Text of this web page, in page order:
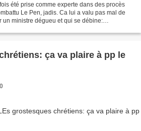
été prise comme experte dans des procès
Le Pen, jadis. Ca lui a valu pas mal de
un ministre dégueu et qui se débine:
ça va plaire à pp le